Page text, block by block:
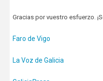
Gracias por vuestro esfuerzo.
Faro de Vigo
La Voz de Galicia